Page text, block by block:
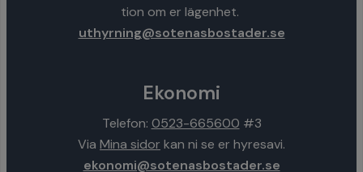
tion om er lägenhet.
uthyrning@sotenasbostader.se
Ekonomi
Telefon: 0523-665600 #3
Via Mina sidor kan ni se er hyresavi.
ekonomi@sotenasbostader.se